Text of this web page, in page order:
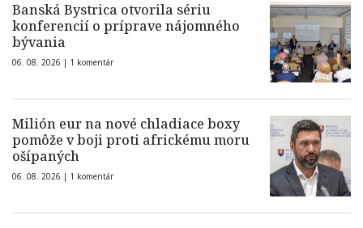
Banská Bystrica otvorila sériu
konferencií o príprave nájomného
bývania
06. 08. 2026 | 1 komentár
Milión eur na nové chladiace boxy
pomôže v boji proti africkému moru
ošípaných
06. 08. 2026 | 1 komentár